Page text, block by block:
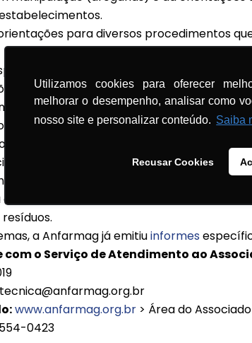
Utilizamos cookies para oferecer
melhorar o desempenho, analisar como
nosso site e personalizar conteúdo. Saiba
Recusar Cookies
para diversos procedimentos
físicos para fluxo e tempo de
remoto;
antissépticas para o público e
com sintomas respiratórios;
estabelecimento;
a Anfarmag já emitiuinformes
com o Serviço de Atendimento ao
www.anfarmag.org.br > Área do
0423